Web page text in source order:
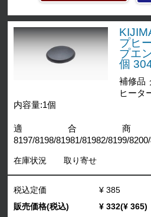
プヒ
プエ
個
補修品
ヒータ
内容量:1個
適合商
8197/8198/81981/81982/8199/
在庫状況 取り寄せ
税込定価
¥ 385
販売価格(税込)
¥ 332(¥ 365)